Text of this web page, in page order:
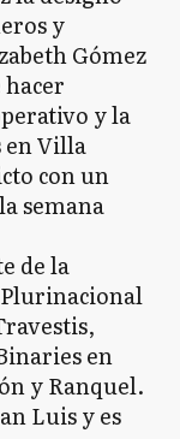
y
Gómez
y la
en Villa
con un
semana
de la
en
y Ranquel.
Luis y es